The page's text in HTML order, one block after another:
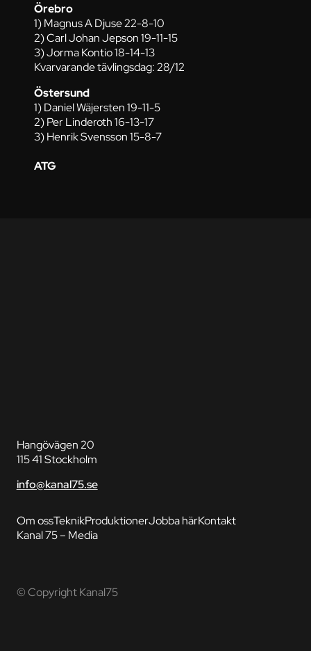
Örebro
1) Magnus A Djuse 22-8-10
2) Carl Johan Jepson 19-11-15
3) Jorma Kontio 18-14-13
Kvarvarande tävlingsdag: 28/12
Östersund
1) Daniel Wäjersten 19-11-5
2) Per Linderoth 16-13-17
3) Henrik Svensson 15-8-7
ATG
Hangövägen 20
115 41 Stockholm
info@kanal75.se
Om ossTeknikProduktionerJobba härKontakt
Kanal 75 – Media
© Copyright Kanal75